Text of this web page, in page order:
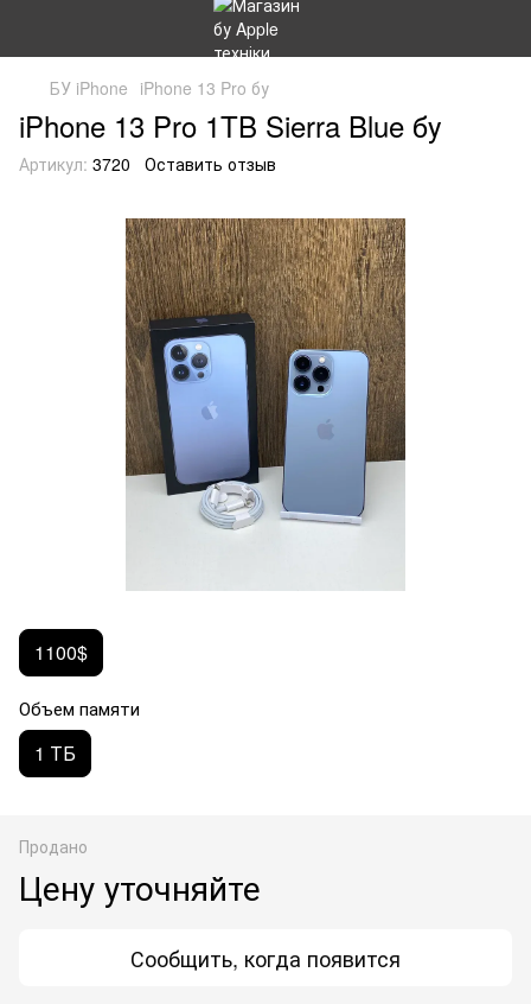
БУ iPhone iPhone 13 Pro бу
iPhone 13 Pro 1TB Sierra Blue бу
Артикул: 3720 Оставить отзыв
1100$
Объем памяти
1 ТБ
Продано
Цену уточняйте
Сообщить, когда появится